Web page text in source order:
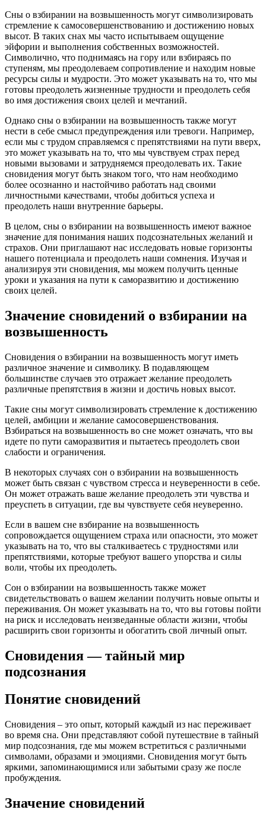
Сны о взбирании на возвышенность могут символизировать
стремление к самосовершенствованию и достижению новых
высот. В таких снах мы часто испытываем ощущение
эйфории и выполнения собственных возможностей.
Символично, что поднимаясь на гору или взбираясь по
ступеням, мы преодолеваем сопротивление и находим новые
ресурсы силы и мудрости. Это может указывать на то, что мы
готовы преодолеть жизненные трудности и преодолеть себя
во имя достижения своих целей и мечтаний.
Однако сны о взбирании на возвышенность также могут
нести в себе смысл предупреждения или тревоги. Например,
если мы с трудом справляемся с препятствиями на пути вверх,
это может указывать на то, что мы чувствуем страх перед
новыми вызовами и затрудняемся преодолевать их. Такие
сновидения могут быть знаком того, что нам необходимо
более осознанно и настойчиво работать над своими
личностными качествами, чтобы добиться успеха и
преодолеть наши внутренние барьеры.
В целом, сны о взбирании на возвышенность имеют важное
значение для понимания наших подсознательных желаний и
страхов. Они приглашают нас исследовать новые горизонты
нашего потенциала и преодолеть наши сомнения. Изучая и
анализируя эти сновидения, мы можем получить ценные
уроки и указания на пути к саморазвитию и достижению
своих целей.
Значение сновидений о взбирании на
возвышенность
Сновидения о взбирании на возвышенность могут иметь
различное значение и символику. В подавляющем
большинстве случаев это отражает желание преодолеть
различные препятствия в жизни и достичь новых высот.
Такие сны могут символизировать стремление к достижению
целей, амбиции и желание самосовершенствования.
Взбираться на возвышенность во сне может означать, что вы
идете по пути саморазвития и пытаетесь преодолеть свои
слабости и ограничения.
В некоторых случаях сон о взбирании на возвышенность
может быть связан с чувством стресса и неуверенности в себе.
Он может отражать ваше желание преодолеть эти чувства и
преуспеть в ситуации, где вы чувствуете себя неуверенно.
Если в вашем сне взбирание на возвышенность
сопровождается ощущением страха или опасности, это может
указывать на то, что вы сталкиваетесь с трудностями или
препятствиями, которые требуют вашего упорства и силы
воли, чтобы их преодолеть.
Сон о взбирании на возвышенность также может
свидетельствовать о вашем желании получить новые опыты и
переживания. Он может указывать на то, что вы готовы пойти
на риск и исследовать неизведанные области жизни, чтобы
расширить свои горизонты и обогатить свой личный опыт.
Сновидения — тайный мир
подсознания
Понятие сновидений
Сновидения – это опыт, который каждый из нас переживает
во время сна. Они представляют собой путешествие в тайный
мир подсознания, где мы можем встретиться с различными
символами, образами и эмоциями. Сновидения могут быть
яркими, запоминающимися или забытыми сразу же после
пробуждения.
Значение сновидений